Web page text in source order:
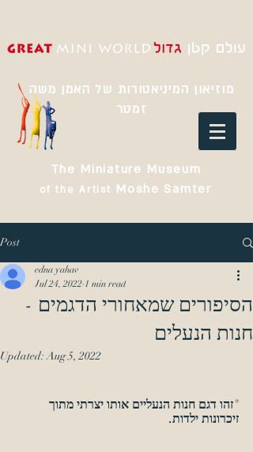
מוזיאון המיניאטורות של האמן משה
זמטר
The Miniature Museum
of the Artist Moshe Samter
Post
הסיפורים שמאחורי הדגמים -
חנות הנעלים
edna yahav
Jul 24, 2022 1 min read
Updated:Aug 5, 2022
"זהו דגם חנות הנעליים אותו יצרתי מתוך
זיכרונות ילדות.